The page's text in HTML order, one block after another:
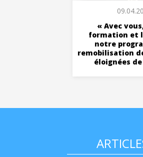
« Avec
formation et
notre
remobilisation
éloignées